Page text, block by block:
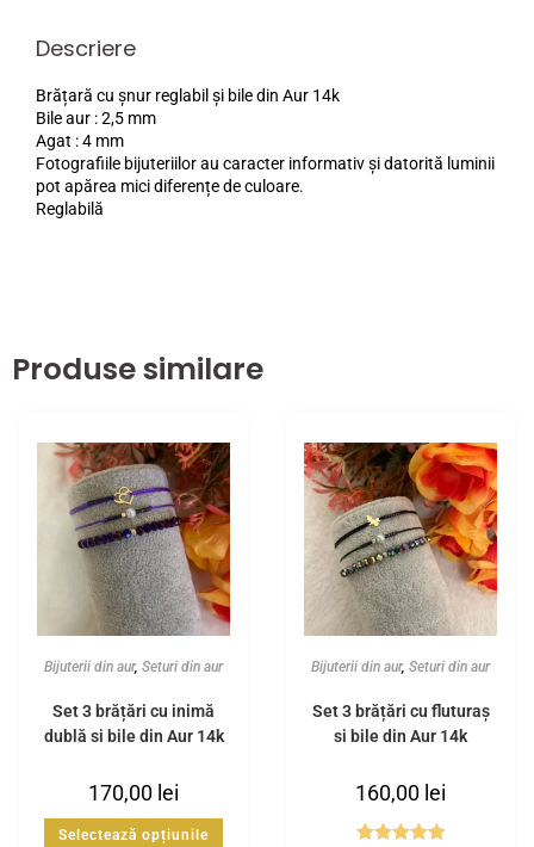
Descriere
Brățară cu șnur reglabil și bile din Aur 14k
Bile aur : 2,5 mm
Agat : 4 mm
Fotografiile bijuteriilor au caracter informativ și datorită luminii
pot apărea mici diferențe de culoare.
Reglabilă
Produse similare
Bijuterii din aur, Seturi din aur
Set 3 brățări cu inimă
dublă și bile din Aur 14k
170,00 lei
Selectează opțiunile
Bijuterii din aur, Seturi din aur
Set 3 brățări cu fluturaș
și bile din Aur 14k
160,00 lei